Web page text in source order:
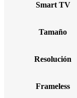
Smart TV
Tamaño
Resolución
Frameless